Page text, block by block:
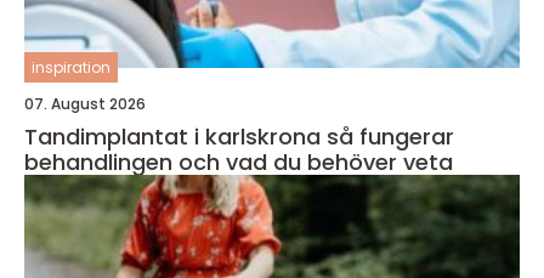
inspiration
07. August 2026
Tandimplantat i karlskrona så fungerar
behandlingen och vad du behöver veta